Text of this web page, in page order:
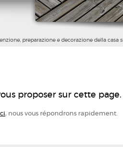
preparazione e decorazione della casa
proposer sur cette page.
, nous vous répondrons rapidement.